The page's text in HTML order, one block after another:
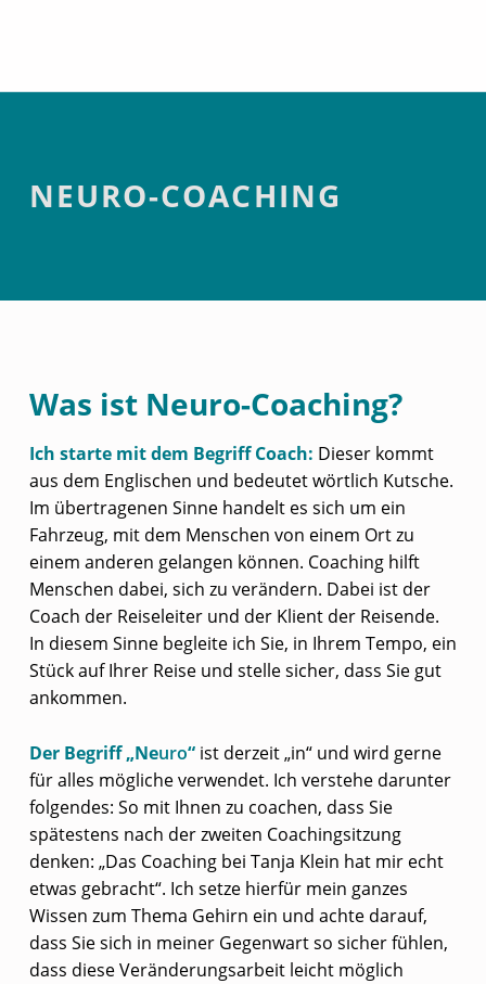
NEURO-COACHING
Was ist Neuro-Coaching?
Ich starte mit dem Begriff Coach: Dieser kommt
aus dem Englischen und bedeutet wörtlich Kutsche.
Im übertragenen Sinne handelt es sich um ein
Fahrzeug, mit dem Menschen von einem Ort zu
einem anderen gelangen können. Coaching hilft
Menschen dabei, sich zu verändern. Dabei ist der
Coach der Reiseleiter und der Klient der Reisende.
In diesem Sinne begleite ich Sie, in Ihrem Tempo, ein
Stück auf Ihrer Reise und stelle sicher, dass Sie gut
ankommen.
Der Begriff „Neuro“ ist derzeit „in“ und wird gerne
für alles mögliche verwendet. Ich verstehe darunter
folgendes: So mit Ihnen zu coachen, dass Sie
spätestens nach der zweiten Coachingsitzung
denken: „Das Coaching bei Tanja Klein hat mir echt
etwas gebracht“. Ich setze hierfür mein ganzes
Wissen zum Thema Gehirn ein und achte darauf,
dass Sie sich in meiner Gegenwart so sicher fühlen,
dass diese Veränderungsarbeit leicht möglich